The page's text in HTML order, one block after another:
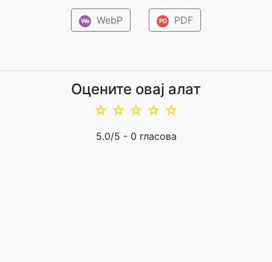
We WebP PD PDF
Оцените овај алат
☆
☆
☆
☆
☆
5.0/5 - 0 гласова